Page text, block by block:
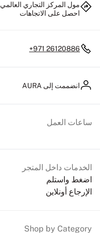
مول المركز التجاري العالمي
احصل على الاتجاهات
+971 26120886
انضممت إلى AURA
الخدمات داخل المتجر
اضغط واستلم
الإرجاع أونلاين
ساعات العمل
Shop by Category